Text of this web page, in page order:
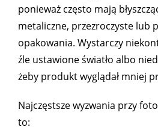
ponieważ często mają
metaliczne, przezroczyste lub
opakowania. Wystarczy
źle ustawione światło albo
żeby produkt wyglądał mniej
Najczęstsze wyzwania przy
to: